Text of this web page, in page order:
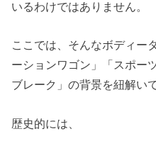
いるわけではありません。
ここでは、そんなボディー
ーションワゴン」「スポー
ブレーク」の背景を紐解い
歴史的には、